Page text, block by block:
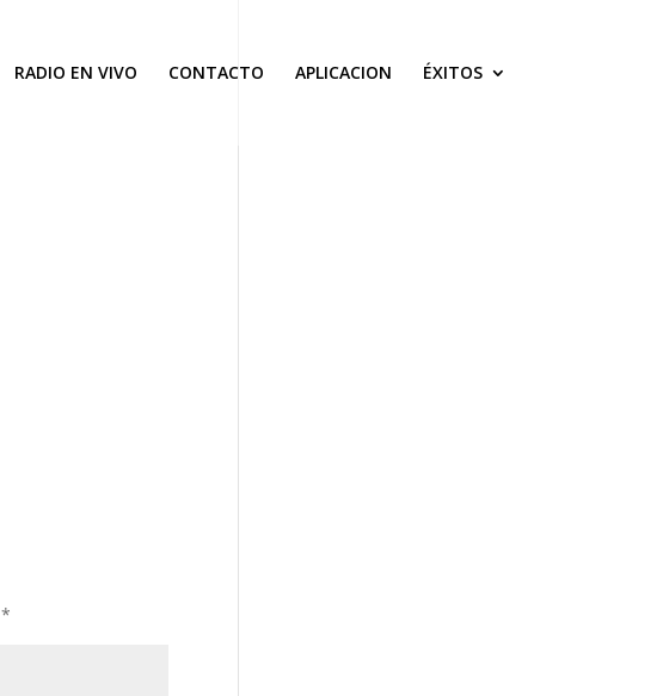
RADIO EN VIVO CONTACTO APLICACION ÉXITOS
*